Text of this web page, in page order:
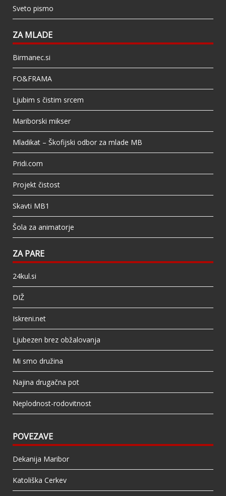
Sveto pismo
ZA MLADE
Birmanec.si
FO&FRAMA
Ljubim s čistim srcem
Mariborski mikser
Mladikat – Škofijski odbor za mlade MB
Pridi.com
Projekt čistost
Skavti MB1
Šola za animatorje
ZA PARE
24kul.si
DIŽ
Iskreni.net
Ljubezen brez obžalovanja
Mi smo družina
Najina drugačna pot
Neplodnost-rodovitnost
POVEZAVE
Dekanija Maribor
Katoliška Cerkev